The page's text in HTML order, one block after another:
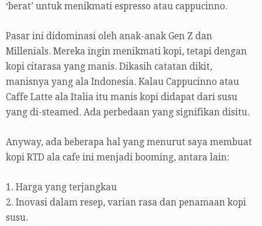
‘berat’ untuk menikmati espresso atau cappucinno.
Pasar ini didominasi oleh anak-anak Gen Z dan
Millenials. Mereka ingin menikmati kopi, tetapi dengan
kopi citarasa yang manis. Dikasih catatan dikit,
manisnya yang ala Indonesia. Kalau Cappucinno atau
Caffe Latte ala Italia itu manis kopi didapat dari susu
yang di-steamed. Ada perbedaan yang signifikan disitu.
Anyway, ada beberapa hal yang menurut saya membuat
kopi RTD ala cafe ini menjadi booming, antara lain:
1. Harga yang terjangkau
2. Inovasi dalam resep, varian rasa dan penamaan kopi
susu.